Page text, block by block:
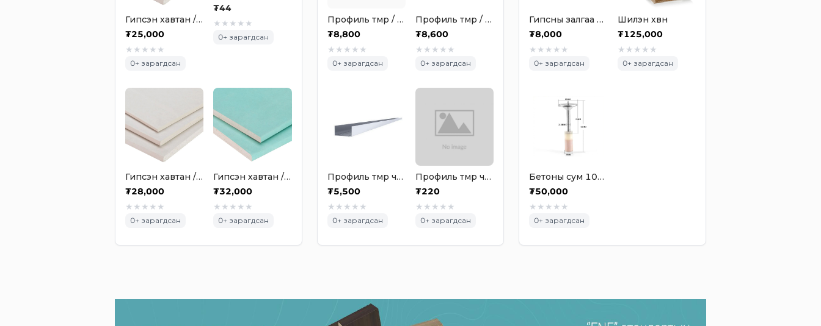
Гипсэн хавтан / 2500х1200х9.5мм энгийн
₮25,000
★ ★ ★ ★ ★
0+ зарагдсан
₮44
★ ★ ★ ★ ★
0+ зарагдсан
Гипсэн хавтан / 2500х1200х12.5мм энгийн
₮28,000
★ ★ ★ ★ ★
0+ зарагдсан
Гипсэн хавтан / 2500х1200х9.5мм ногоон
₮32,000
★ ★ ★ ★ ★
0+ зарагдсан
Профиль төмөр / 75 х 50 х 3000 х 0.6мм
₮8,800
★ ★ ★ ★ ★
0+ зарагдсан
Профиль төмөр / 75 х 40 х 3000 х 0.6мм
₮8,600
★ ★ ★ ★ ★
0+ зарагдсан
Профиль төмөр чиг баригч / 38 х 12
₮5,500
★ ★ ★ ★ ★
0+ зарагдсан
Профиль төмөр чиг баригч түгжээ / 38 х 12
₮220
★ ★ ★ ★ ★
0+ зарагдсан
Гипсны залгаа дарагч тор өргөн
₮8,000
★ ★ ★ ★ ★
0+ зарагдсан
Шилэн хөвөн
₮125,000
★ ★ ★ ★ ★
0+ зарагдсан
Бетоны сум 100 ширхэгтэй
₮50,000
★ ★ ★ ★ ★
0+ зарагдсан